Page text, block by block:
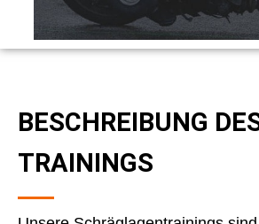
BESCHREIBUNG
TRAININGS